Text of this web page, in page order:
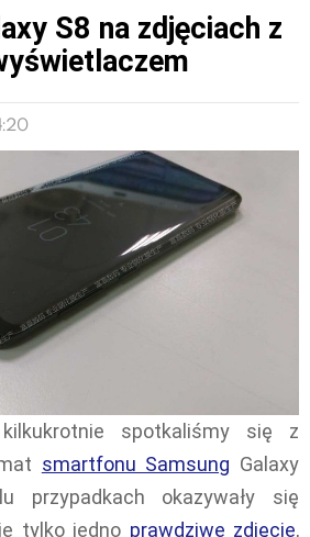
S8 na zdjęciach z
spotkaliśmy się z
smartfonu Samsung Galaxy
przypadkach okazywały się
tylko jedno prawdziwe zdjęcie,